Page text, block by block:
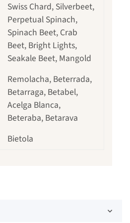
Swiss Chard, Silverbeet,
Perpetual Spinach,
Spinach Beet, Crab
Beet, Bright Lights,
Seakale Beet, Mangold
Remolacha, Beterrada,
Betarraga, Betabel,
Acelga Blanca,
Beteraba, Betarava
Bietola